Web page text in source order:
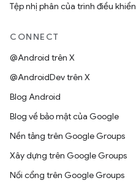
Tệp nhị phân của trình điều khiển
CONNECT
@Android trên X
@AndroidDev trên X
Blog Android
Blog về bảo mật của Google
Nền tảng trên Google Groups
Xây dựng trên Google Groups
Nối cổng trên Google Groups